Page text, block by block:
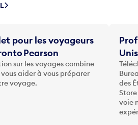
pour les voyageurs
Pearson
sur les voyages combine
aider à vous préparer
voyage.
des
voie